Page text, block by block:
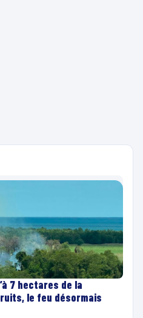
7 hectares de la
le feu désormais